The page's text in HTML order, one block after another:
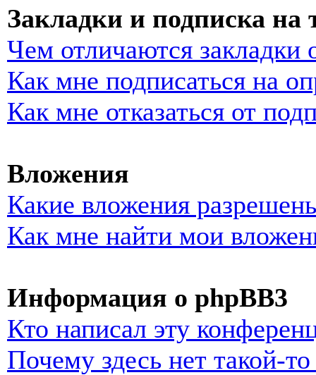
Закладки и подписка на
Чем отличаются закладки
Как мне подписаться на
Как мне отказаться от
Вложения
Какие вложения
Как мне найти мои
Информация о phpBB3
Кто написал эту
Почему здесь нет такой-